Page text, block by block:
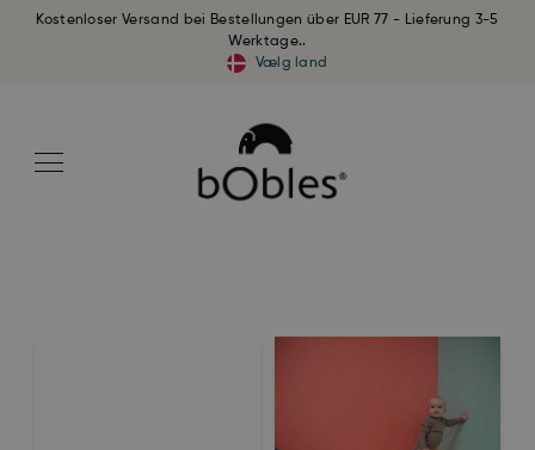
Kostenloser Versand bei Bestellungen über EUR 77 - Lieferung 3-5
Werktage..
Vælg land